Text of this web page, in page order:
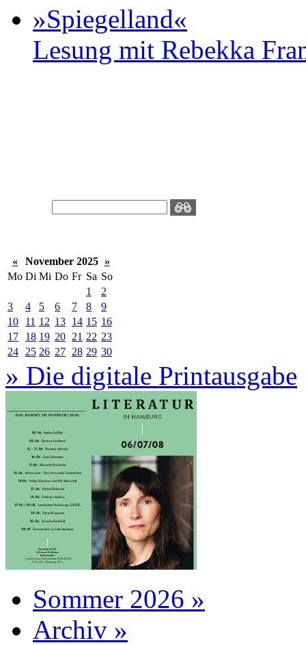
»Spiegelland«
Lesung mit Rebekka
« November 2025 »
Mo Di Mi Do Fr Sa So
1
2
3
4 5 6 7 8
9
10
11 12 13 14 15 16
17
18 19 20 21 22 23
24
25 26 27 28 29 30
» Die digitale Printausgabe
Sommer 2026 »
Archiv »